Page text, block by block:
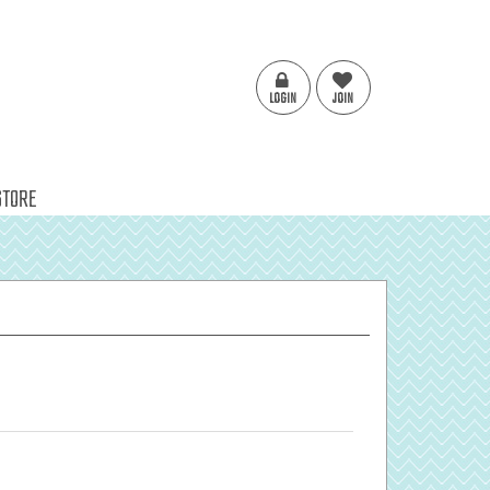
LOGIN JOIN